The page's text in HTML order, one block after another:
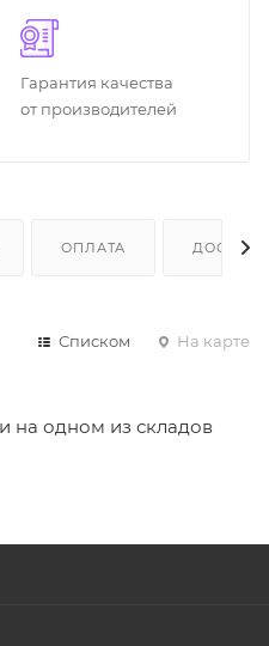
Гарантия качества
от производителей
ОПЛАТА
Списком На карте
на одном из складов